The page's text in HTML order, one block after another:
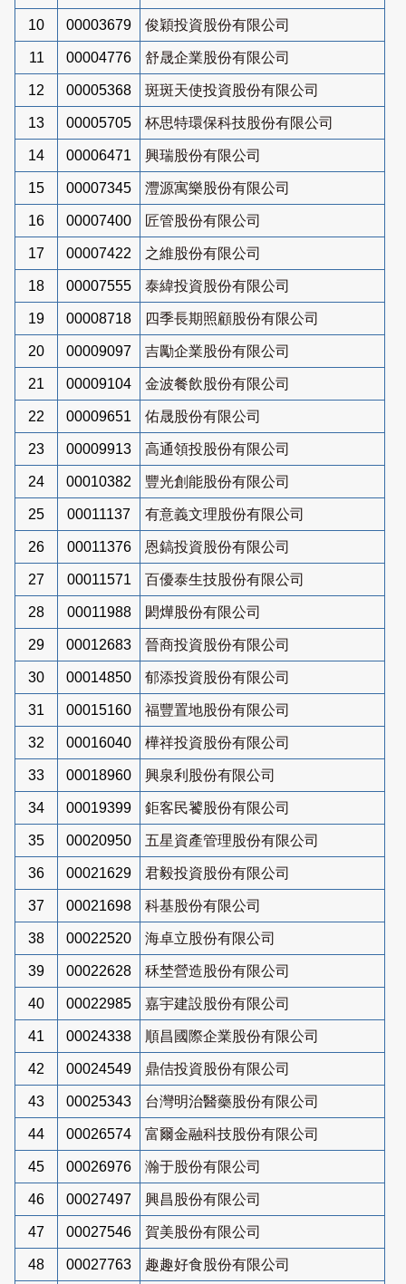
10 00003679 俊穎投資股份有限公司
11 00004776 舒晟企業股份有限公司
12 00005368 斑斑天使投資股份有限公司
13 00005705 杯思特環保科技股份有限公司
14 00006471 興瑞股份有限公司
15 00007345 灃源寓樂股份有限公司
16 00007400 匠管股份有限公司
17 00007422 之維股份有限公司
18 00007555 泰緯投資股份有限公司
19 00008718 四季長期照顧股份有限公司
20 00009097 吉勵企業股份有限公司
21 00009104 金波餐飲股份有限公司
22 00009651 佑晟股份有限公司
23 00009913 高通領投股份有限公司
24 00010382 豐光創能股份有限公司
25 00011137 有意義文理股份有限公司
26 00011376 恩鎬投資股份有限公司
27 00011571 百優泰生技股份有限公司
28 00011988 閎燁股份有限公司
29 00012683 晉商投資股份有限公司
30 00014850 郁添投資股份有限公司
31 00015160 福豐置地股份有限公司
32 00016040 樺祥投資股份有限公司
33 00018960 興泉利股份有限公司
34 00019399 鉅客民饕股份有限公司
35 00020950 五星資產管理股份有限公司
36 00021629 君毅投資股份有限公司
37 00021698 科基股份有限公司
38 00022520 海卓立股份有限公司
39 00022628 秝埜營造股份有限公司
40 00022985 嘉宇建設股份有限公司
41 00024338 順昌國際企業股份有限公司
42 00024549 鼎佶投資股份有限公司
43 00025343 台灣明治醫藥股份有限公司
44 00026574 富爾金融科技股份有限公司
45 00026976 瀚于股份有限公司
46 00027497 興昌股份有限公司
47 00027546 賀美股份有限公司
48 00027763 趣趣好食股份有限公司